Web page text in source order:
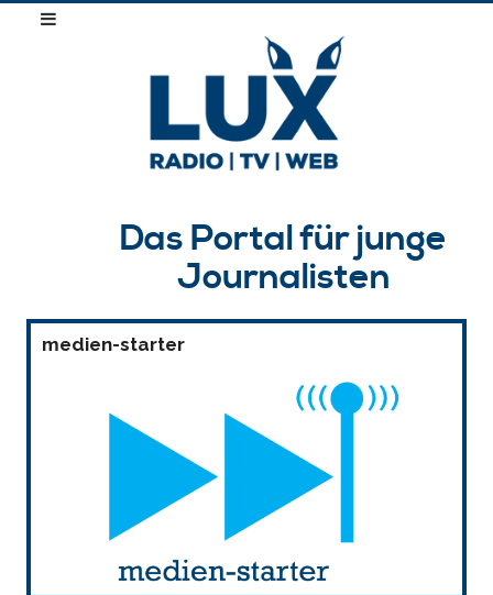
Das Portal für junge
Journalisten
medien-starter